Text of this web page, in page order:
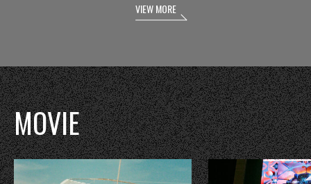
VIEW MORE
MOVIE